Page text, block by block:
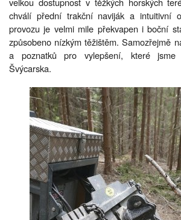
chválí přední trakční naviják a intuitivní
provozu je velmi mile překvapen i boční
způsobeno nízkým těžištěm. Samozřejmě
a poznatků pro vylepšení, které
Švýcarska.